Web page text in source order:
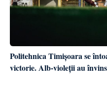
Politehnica Timișoara se
victorie. Alb-violeții au